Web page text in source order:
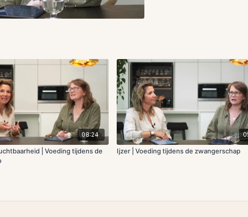
08:24
| Voeding tijdens de
Ijzer | Voeding tijdens de zwangerschap